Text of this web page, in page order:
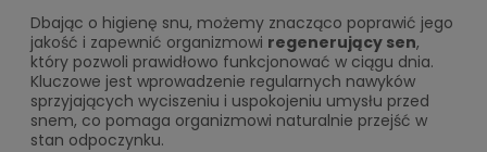
Dbając o higienę snu, możemy znacząco poprawić jego
jakość i zapewnić organizmowi regenerujący sen,
który pozwoli prawidłowo funkcjonować w ciągu dnia.
Kluczowe jest wprowadzenie regularnych nawyków
sprzyjających wyciszeniu i uspokojeniu umysłu przed
snem, co pomaga organizmowi naturalnie przejść w
stan odpoczynku.